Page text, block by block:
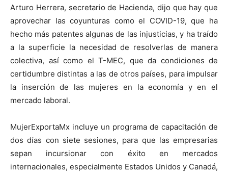
Arturo Herrera, secretario de Hacienda, dijo que hay que
aprovechar las coyunturas como el COVID-19, que ha
hecho más patentes algunas de las injusticias, y ha traído
a la superficie la necesidad de resolverlas de manera
colectiva, así como el T-MEC, que da condiciones de
certidumbre distintas a las de otros países, para impulsar
la inserción de las mujeres en la economía y en el
mercado laboral.
MujerExportaMx incluye un programa de capacitación de
dos días con siete sesiones, para que las empresarias
sepan incursionar con éxito en mercados
internacionales, especialmente Estados Unidos y Canadá,